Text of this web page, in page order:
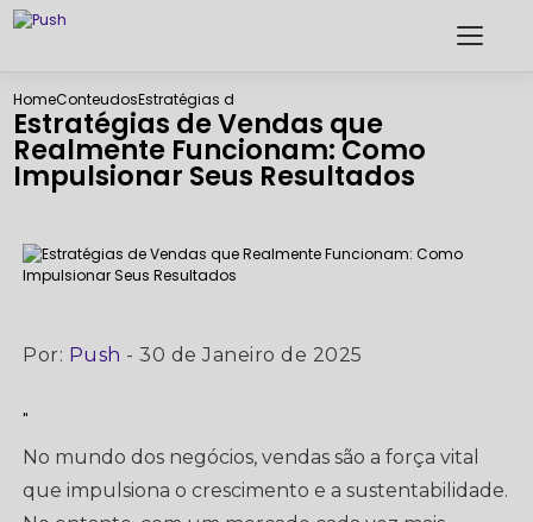
HomeConteudosEstratégias de Vendas que Realmente Funcionam:
Estratégias de Vendas que
Realmente Funcionam: Como
Impulsionar Seus Resultados
Por: Push - 30 de Janeiro de 2025
"
No mundo dos negócios, vendas são a força vital
que impulsiona o crescimento e a sustentabilidade.